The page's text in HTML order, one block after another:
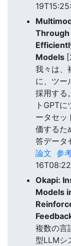
Through
Models
我々は、
に、ツー
採用する
トGPT
ータセッ
価するた
答データ
論文 参
Okapi:
Models
複数の言
型LLMシ